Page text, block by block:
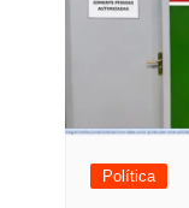
Política